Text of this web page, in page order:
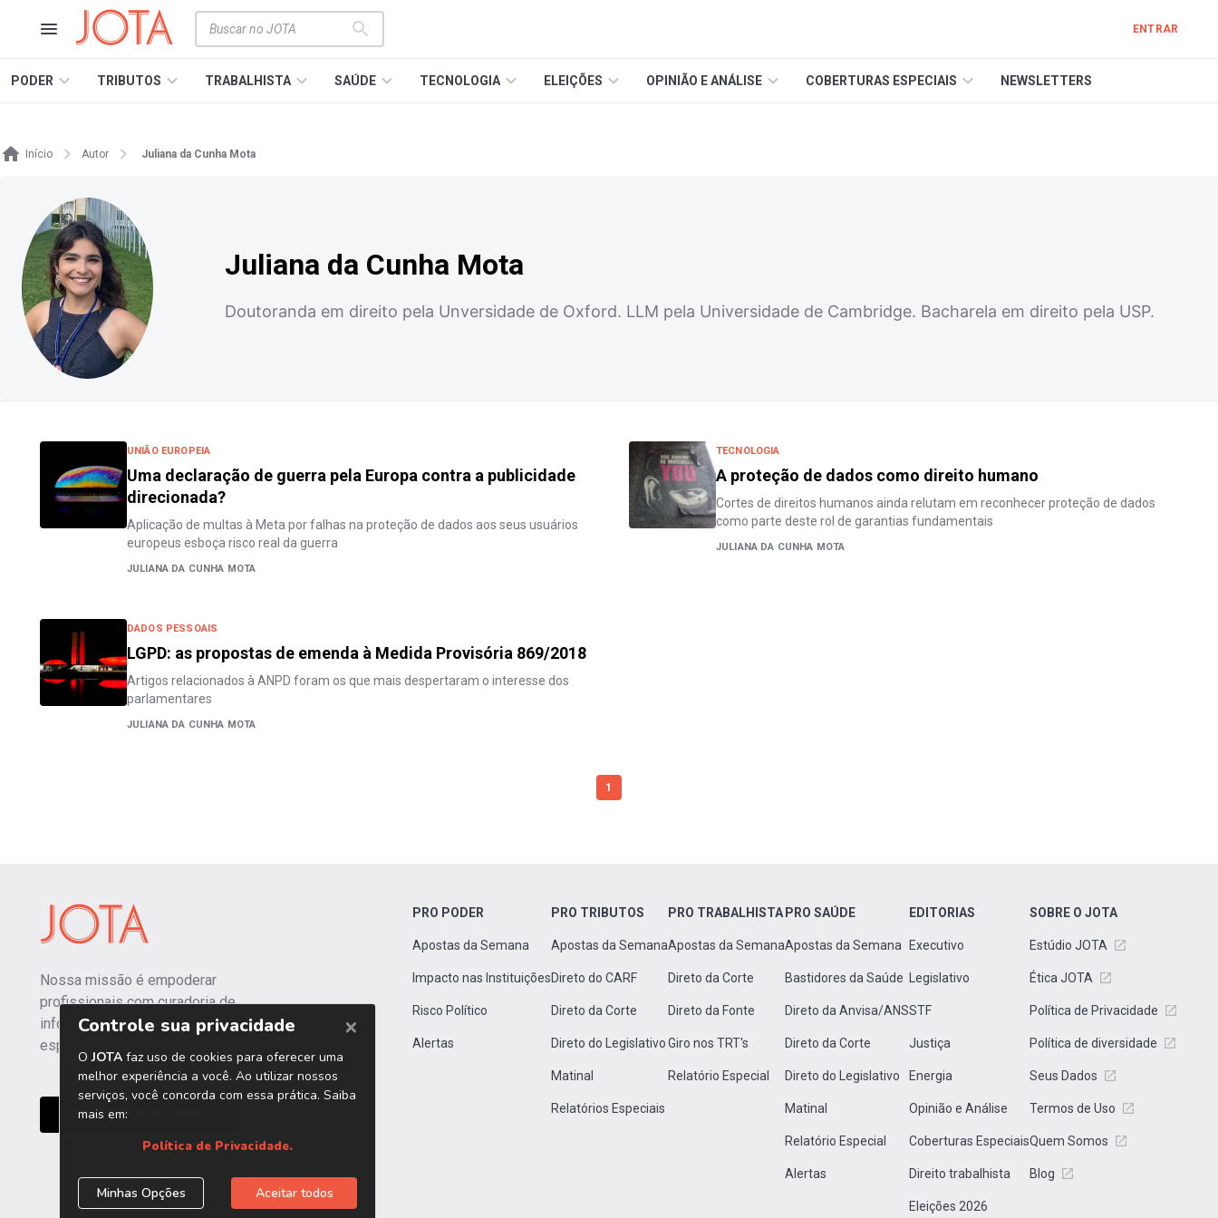
ENTRAR
PODER TRIBUTOS TRABALHISTA SAÚDE TECNOLOGIA ELEIÇÕES OPINIÃO E ANÁLISE COBERTURAS ESPECIAIS NEWSLETTERS
Início Autor Juliana da Cunha Mota
Juliana da Cunha Mota
Doutoranda em direito pela Unversidade de Oxford. LLM pela Universidade de Cambridge. Bacharela em direito pela USP.
UNIÃO EUROPEIA
Uma declaração de guerra pela Europa contra a publicidade
direcionada?
Aplicação de multas à Meta por falhas na proteção de dados aos seus usuários
europeus esboça risco real da guerra
JULIANA DA CUNHA MOTA
TECNOLOGIA
A proteção de dados como direito humano
Cortes de direitos humanos ainda relutam em reconhecer proteção de dados
como parte deste rol de garantias fundamentais
JULIANA DA CUNHA MOTA
DADOS PESSOAIS
LGPD: as propostas de emenda à Medida Provisória 869/2018
Artigos relacionados à ANPD foram os que mais despertaram o interesse dos
parlamentares
JULIANA DA CUNHA MOTA
1
Nossa missão é empoderar
profissionais com curadoria de
informações independentes e
especializadas.
CONHEÇA O JOTA PRO
PRO PODER
Apostas da Semana
Impacto nas Instituições
Risco Político
Alertas
PRO TRIBUTOS
Apostas da Semana
Direto do CARF
Direto da Corte
Direto do Legislativo
Matinal
Relatórios Especiais
PRO TRABALHISTA
Apostas da Semana
Direto da Corte
Direto da Fonte
Giro nos TRT's
Relatório Especial
PRO SAÚDE
Apostas da Semana
Bastidores da Saúde
Direto da Anvisa/ANS
Direto da Corte
Direto do Legislativo
Matinal
Relatório Especial
Alertas
EDITORIAS
Executivo
Legislativo
STF
Justiça
Energia
Opinião e Análise
Coberturas Especiais
Direito trabalhista
Eleições 2026
SOBRE O JOTA
Estúdio JOTA
Ética JOTA
Política de Privacidade
Política de diversidade
Seus Dados
Termos de Uso
Quem Somos
Blog